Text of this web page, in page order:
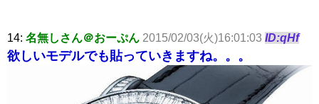
14: 名無しさん＠おーぷん 2015/02/03(火)16:01:03 ID:qHf
欲しいモデルでも貼っていきますね。。。